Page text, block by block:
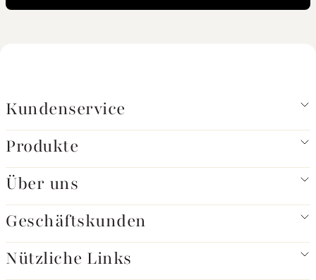
Kundenservice
Produkte
Über uns
Geschäftskunden
Nützliche Links